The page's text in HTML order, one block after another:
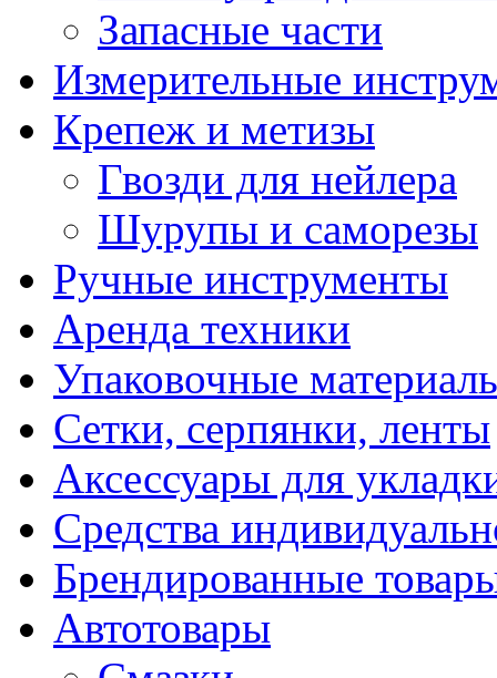
Запасные части
Измерительные
Крепеж и метизы
Гвозди для нейлера
Шурупы и саморезы
Ручные инструменты
Аренда техники
Упаковочные
Сетки, серпянки, ленты
Аксессуары для
Средства
Брендированные
Автотовары